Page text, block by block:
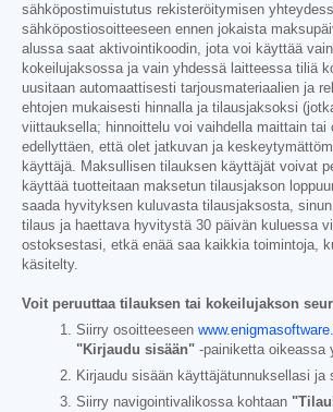
sähköpostimuistutus rekisteröitymisen
sähköpostiosoitteeseen ennen jokaista
alussa saat aktivointikoodin, jota voi käyttää
kokeilujaksossa ja vain yhdessä laitteessa tiliä
uusitaan automaattisesti tarjousmateriaalien ja
ehtojen mukaisesti hinnalla ja tilausjaksoksi
viittauksella; hinnoittelu voi vaihdella maittain tai
edellyttäen, että olet jatkuvan ja
käyttäjä. Maksullisen tilauksen käyttäjät voivat
käyttää tuotteitaan maksetun tilausjakson
saada hyvityksen kuluvasta tilausjaksosta,
tilaus ja haettava hyvitystä 30 päivän kuluessa
ostoksestasi, etkä enää saa kaikkia toimintoja,
käsitelty.
Voit peruuttaa tilauksen tai kokeilujakson
Siirry osoitteeseen
"Kirjaudu sisään" -painiketta oikeassa
Kirjaudu sisään käyttäjätunnuksellasi ja
Siirry navigointivalikossa kohtaan